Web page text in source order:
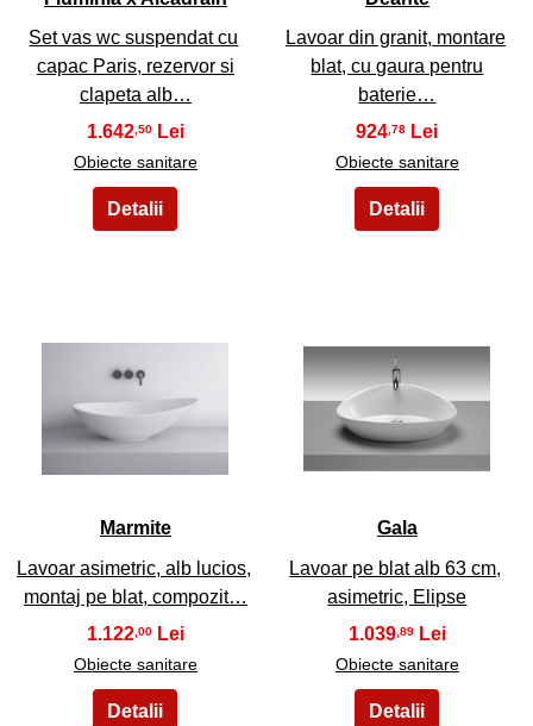
Set vas wc suspendat cu
capac Paris, rezervor si
clapeta alb…
1.642 ,50
Obiecte sanitare
Lavoar din granit, montare
blat, cu gaura pentru
baterie…
924 ,78
Obiecte sanitare
29
Marmite
Lavoar asimetric, alb lucios,
montaj pe blat, compozit…
1.122 ,00
Obiecte sanitare
30
Gala
Lavoar pe blat alb 63 cm,
asimetric, Elipse
1.039,89
Obiecte sanitare